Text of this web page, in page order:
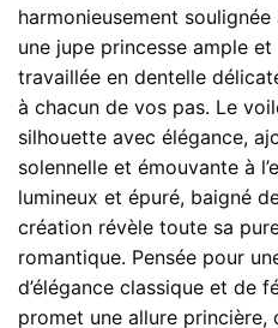
harmonieusement soulignée
une jupe princesse ample
travaillée en dentelle
à chacun de vos pas. Le
silhouette avec élégance,
solennelle et émouvante à
lumineux et épuré, baigné
création révèle toute sa
romantique. Pensée pour
d’élégance classique et de
promet une allure